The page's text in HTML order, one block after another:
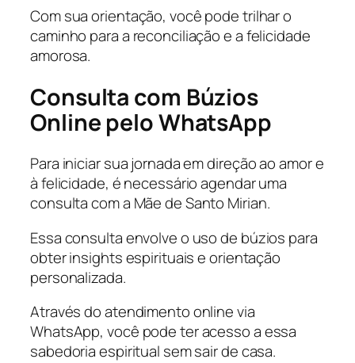
Com sua orientação, você pode trilhar o
caminho para a reconciliação e a felicidade
amorosa.
Consulta com Búzios
Online pelo WhatsApp
Para iniciar sua jornada em direção ao amor e
à felicidade, é necessário agendar uma
consulta com a Mãe de Santo Mirian.
Essa consulta envolve o uso de búzios para
obter insights espirituais e orientação
personalizada.
Através do atendimento online via
WhatsApp, você pode ter acesso a essa
sabedoria espiritual sem sair de casa.